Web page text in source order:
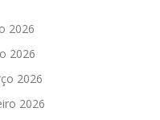
2026
2026
2026
2026